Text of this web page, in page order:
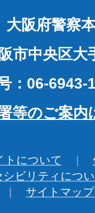
大阪府警察
市中央区大
：06-6943-
等のご案内
トについて
シビリティにつ
サイトマップ